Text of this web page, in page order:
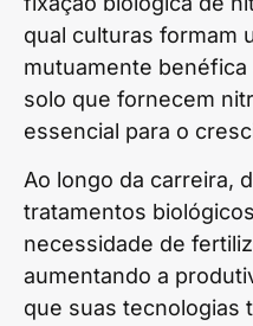
qual culturas formam
mutuamente
solo que fornecem
essencial para o
Ao longo da carreira,
tratamentos
necessidade de
aumentando a
que suas tecnologias